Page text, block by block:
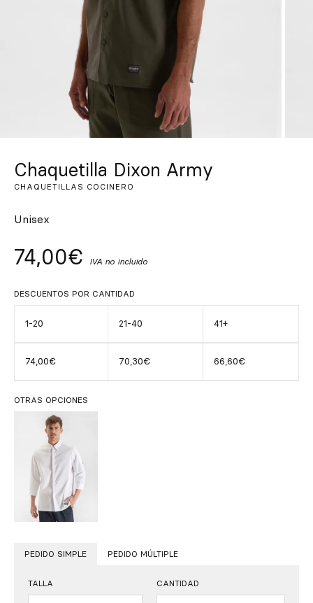
EN
Chaquetilla Dixon Army
CHAQUETILLAS COCINERO
Unisex
74,00€ IVA no incluido
DESCUENTOS POR CANTIDAD
1-20 21-40 41+
74,00€ 70,30€ 66,60€
OTRAS OPCIONES
PEDIDO SIMPLE PEDIDO MÚLTIPLE
TALLA CANTIDAD